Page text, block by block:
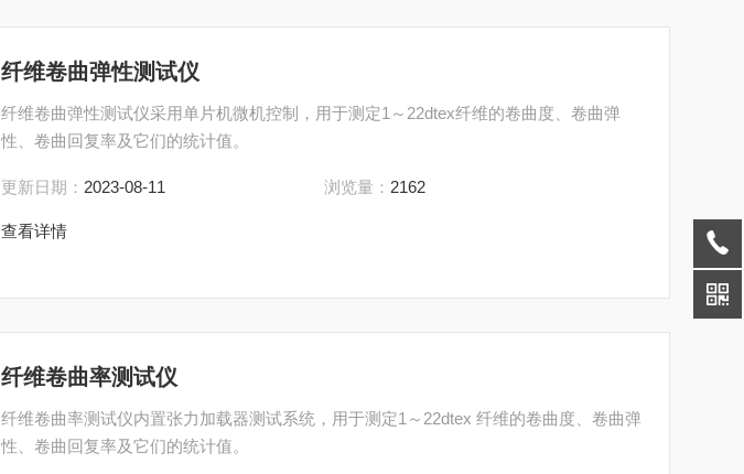
纤维卷曲弹性测试仪
纤维卷曲弹性测试仪采用单片机微机控制，用于测定1～22dtex纤维的卷曲度、卷曲弹
性、卷曲回复率及它们的统计值。
更新日期： 2023-08-11 浏览量： 2162
查看详情
纤维卷曲率测试仪
纤维卷曲率测试仪内置张力加载器测试系统，用于测定1～22dtex 纤维的卷曲度、卷曲弹
性、卷曲回复率及它们的统计值。